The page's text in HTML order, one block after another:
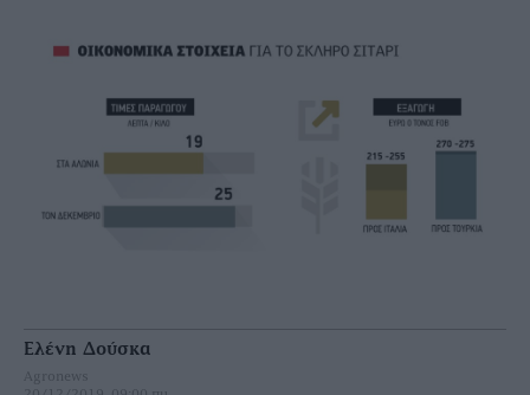
Ελένη Δούσκα
Agronews